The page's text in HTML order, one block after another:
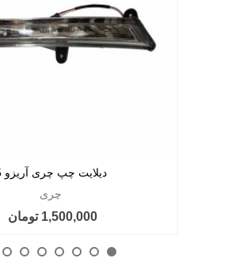
دیلایت چپ چری آریزو 5
چری
1,500,000 تومان